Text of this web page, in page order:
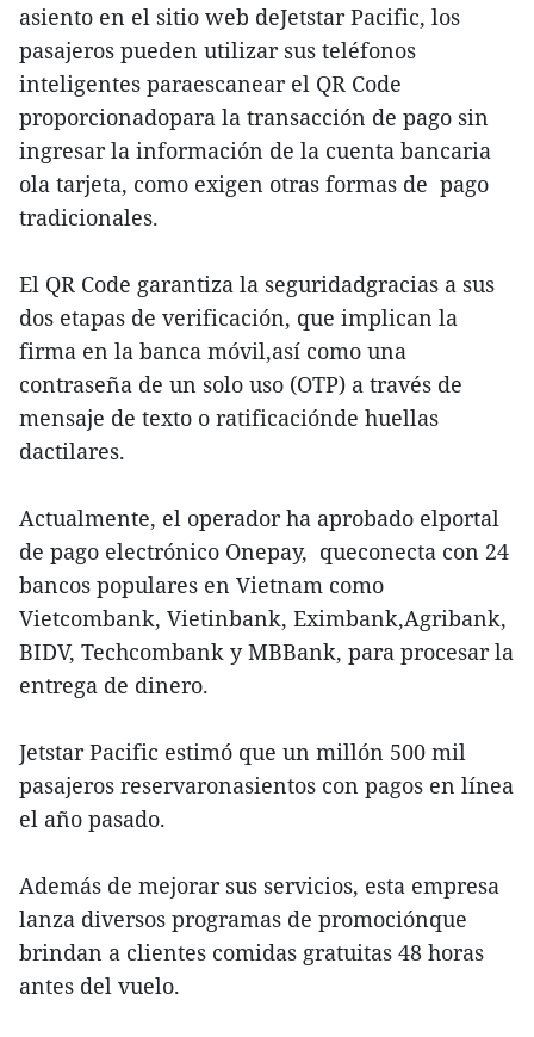
asiento en el sitio web deJetstar Pacific, los
pasajeros pueden utilizar sus teléfonos
inteligentes paraescanear el QR Code
proporcionadopara la transacción de pago sin
ingresar la información de la cuenta bancaria
ola tarjeta, como exigen otras formas de pago
tradicionales.
El QR Code garantiza la seguridadgracias a sus
dos etapas de verificación, que implican la
firma en la banca móvil,así como una
contraseña de un solo uso (OTP) a través de
mensaje de texto o ratificaciónde huellas
dactilares.
Actualmente, el operador ha aprobado elportal
de pago electrónico Onepay, queconecta con 24
bancos populares en Vietnam como
Vietcombank, Vietinbank, Eximbank,Agribank,
BIDV, Techcombank y MBBank, para procesar la
entrega de dinero.
Jetstar Pacific estimó que un millón 500 mil
pasajeros reservaronasientos con pagos en línea
el año pasado.
Además de mejorar sus servicios, esta empresa
lanza diversos programas de promociónque
brindan a clientes comidas gratuitas 48 horas
antes del vuelo.